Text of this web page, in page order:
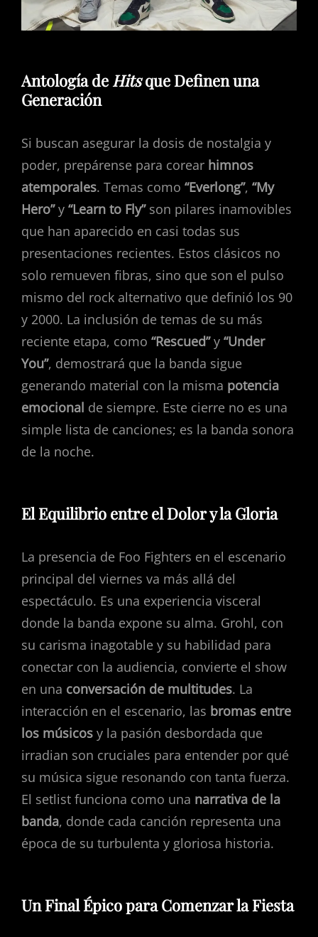
Antología de Hitsque Definen una
Generación
Si buscan asegurar la dosis de nostalgia y
poder, prepárense para corear himnos
atemporales. Temas como “Everlong”, “My
Hero”y “Learn to Fly”son pilares inamovibles
que han aparecido en casi todas sus
presentaciones recientes. Estos clásicos no
solo remueven fibras, sino que son el pulso
mismo del rock alternativo que definió los 90
y 2000. La inclusión de temas de su más
reciente etapa, como “Rescued”y “Under
You”, demostrará que la banda sigue
generando material con la misma potencia
emocional de siempre. Este cierre no es una
simple lista de canciones; es la banda sonora
de la noche.
El Equilibrio entre el Dolor y la Gloria
La presencia de Foo Fighters en el escenario
principal del viernes va más allá del
espectáculo. Es una experiencia visceral
donde la banda expone su alma. Grohl, con
su carisma inagotable y su habilidad para
conectar con la audiencia, convierte el show
en una conversación de multitudes. La
interacción en el escenario, las bromas entre
los músicos y la pasión desbordada que
irradian son cruciales para entender por qué
su música sigue resonando con tanta fuerza.
El setlist funciona como una narrativa de la
banda, donde cada canción representa una
época de su turbulenta y gloriosa historia.
Un Final Épico para Comenzar la Fiesta